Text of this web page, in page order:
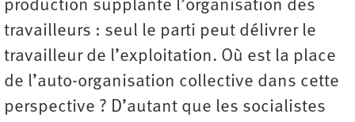
production supplante l’organisation des
travailleurs : seul le parti peut délivrer le
travailleur de l’exploitation. Où est la place
de l’auto-organisation collective dans cette
perspective ? D’autant que les socialistes